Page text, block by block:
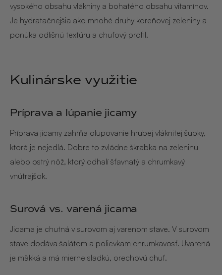
vysokého obsahu vlákniny a bohatého obsahu vitamínov.
Je hydratačnejšia ako mnohé druhy koreňovej zeleniny a
ponúka odlišnú textúru a chuťový profil.
Kulinárske využitie
Príprava a lúpanie jicamy
Príprava jicamy zahŕňa olupovanie hrubej vláknitej šupky,
ktorá je nejedlá. Dobre to zvládne škrabka na zeleninu
alebo ostrý nôž, ktorý odhalí šťavnatý a chrumkavý
vnútrajšok.
Surová vs. varená jicama
Jicama je chutná v surovom aj varenom stave. V surovom
stave dodáva šalátom a polievkam chrumkavosť. Uvarená
je mäkká a má mierne sladkú, orechovú chuť.